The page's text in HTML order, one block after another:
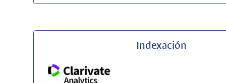
Indexación